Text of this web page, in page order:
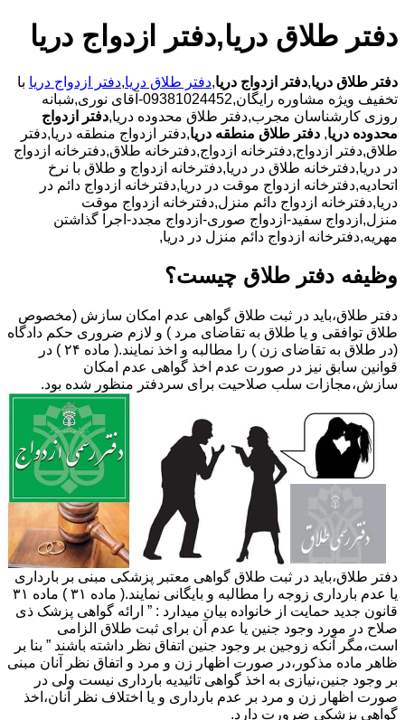
دفتر طلاق دریا,دفتر ازدواج دریا
دفتر طلاق دریا,دفتر ازدواج دریا,دفتر طلاق دریا,دفتر ازدواج دریا با
تخفیف ویژه مشاوره رایگان,09381024452-آقای نوری,شبانه
روزی کارشناسان مجرب,دفتر طلاق محدوده دریا,دفتر ازدواج
محدوده دریا, دفتر طلاق منطقه دریا,دفتر ازدواج منطقه دریا,دفتر
طلاق,دفتر ازدواج,دفترخانه ازدواج,دفترخانه طلاق,دفترخانه ازدواج
در دریا,دفترخانه طلاق در دریا,دفترخانه ازدواج و طلاق با نرخ
اتحادیه,دفترخانه ازدواج موقت در دریا,دفترخانه ازدواج دائم در
دریا,دفترخانه ازدواج دائم منزل,دفترخانه ازدواج موقت
منزل,ازدواج سفید-ازدواج صوری-ازدواج مجدد-اجرا گذاشتن
مهریه,دفترخانه ازدواج دائم منزل در دریا,
وظیفه دفتر طلاق چیست؟
دفتر طلاق،باید در ثبت طلاق گواهی عدم امکان سازش (مخصوص
طلاق توافقی و یا طلاق به تقاضای مرد ) و لازم ضروری حکم دادگاه
(در طلاق به تقاضای زن ) را مطالبه و اخذ نمایند.( ماده ۲۴ ) در
قوانین سابق نیز در صورت عدم اخذ گواهی عدم امکان
سازش،مجازات سلب صلاحیت برای سردفتر منظور شده بود.
دفتر طلاق،باید در ثبت طلاق گواهی معتبر پزشکی مبنی بر بارداری
یا عدم بارداری زوجه را مطالبه و بایگانی نمایند.( ماده ۳۱ ) ماده ۳۱
قانون جدید حمایت از خانواده بیان میدارد : ” ارائه گواهی پزشک ذی
صلاح در مورد وجود جنین یا عدم آن برای ثبت طلاق الزامی
است،مگر آنکه زوجین بر وجود جنین اتفاق نظر داشته باشند ” بنا بر
ظاهر ماده مذکور،در صورت اظهار زن و مرد و اتفاق نظر آنان مبنی
بر وجود جنین،نیازی به اخذ گواهی تائیدیه بارداری نیست ولی در
صورت اظهار زن و مرد بر عدم بارداری و یا اختلاف نظر آنان،اخذ
گواهی پزشکی ضرورت دارد.